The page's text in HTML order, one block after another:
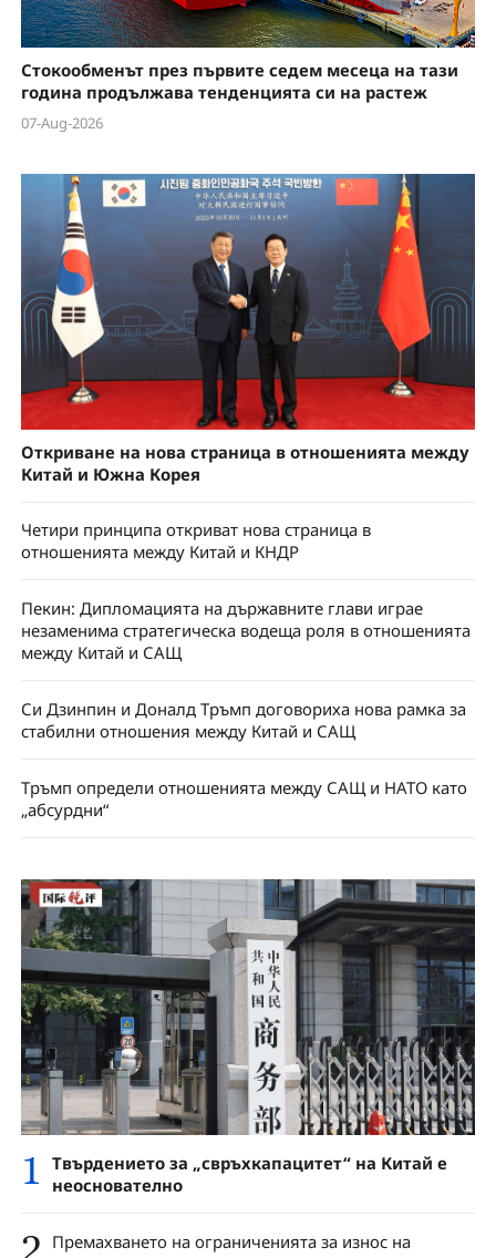
Стокообменът през първите седем месеца на тази
година продължава тенденцията си на растеж
07-Aug-2026
Откриване на нова страница в отношенията между
Китай и Южна Корея
Четири принципа откриват нова страница в
отношенията между Китай и КНДР
Пекин: Дипломацията на държавните глави играе
незаменима стратегическа водеща роля в отношенията
между Китай и САЩ
Си Дзинпин и Доналд Тръмп договориха нова рамка за
стабилни отношения между Китай и САЩ
Тръмп определи отношенията между САЩ и НАТО като
„абсурдни“
1 Твърдението за „свръхкапацитет“ на Китай е
неоснователно
2 Премахването на ограниченията за износ на